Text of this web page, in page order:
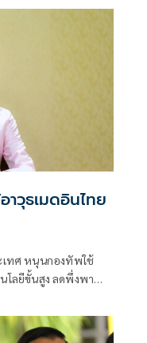
วุธเมดอินไทย
เทศ หนุนกองทัพใช้
นโลยีขั้นสูง ลดพึ่งพา